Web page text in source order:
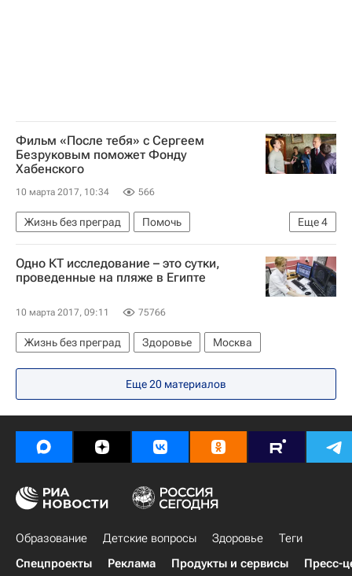
Фильм «После тебя» с Сергеем
Безруковым поможет Фонду
Хабенского
10 марта 2017, 10:34 566
Еще4
Жизнь без преград
Помочь
Школа волонтера
Москва
Сергей Безруков
Благотворительный фонд Константина Хабенского
Одно КТ исследование – это сутки,
проведенные на пляже в Египте
10 марта 2017, 09:11 75766
Жизнь без преград Здоровье Москва
Еще 20 материалов
Образование Детские вопросы Здоровье
Теги
Спецпроекты
Реклама Продукты и сервисы Пресс-